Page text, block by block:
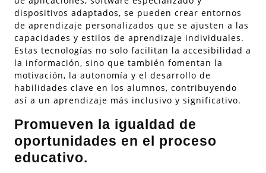
dispositivos adaptados, se pueden crear entornos
de aprendizaje personalizados que se ajusten a las
capacidades y estilos de aprendizaje individuales.
Estas tecnologías no solo facilitan la accesibilidad a
la información, sino que también fomentan la
motivación, la autonomía y el desarrollo de
habilidades clave en los alumnos, contribuyendo
así a un aprendizaje más inclusivo y significativo.
Promueven la igualdad de
oportunidades en el proceso
educativo.